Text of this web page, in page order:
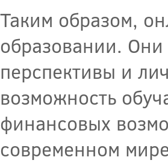
Таким образом,
образовании. Они
перспективы и
возможность
финансовых
современном